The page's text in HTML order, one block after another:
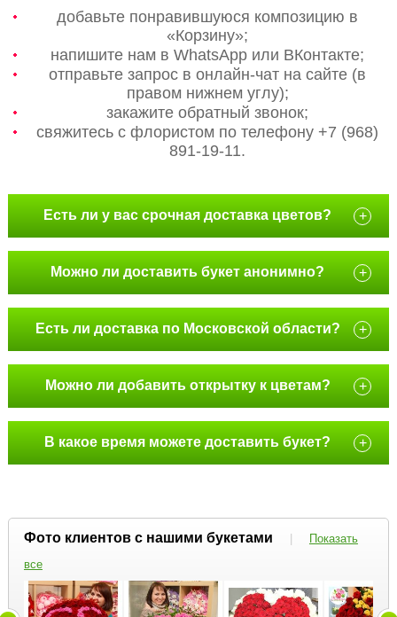
добавьте понравившуюся композицию в
«Корзину»;
напишите нам в WhatsApp или ВКонтакте;
отправьте запрос в онлайн-чат на сайте (в
правом нижнем углу);
закажите обратный звонок;
свяжитесь с флористом по телефону +7 (968)
891-19-11.
Есть ли у вас срочная доставка цветов? +
Можно ли доставить букет анонимно? +
Есть ли доставка по Московской области? +
Можно ли добавить открытку к цветам? +
В какое время можете доставить букет? +
Фото клиентов с нашими букетами |
Показать
все